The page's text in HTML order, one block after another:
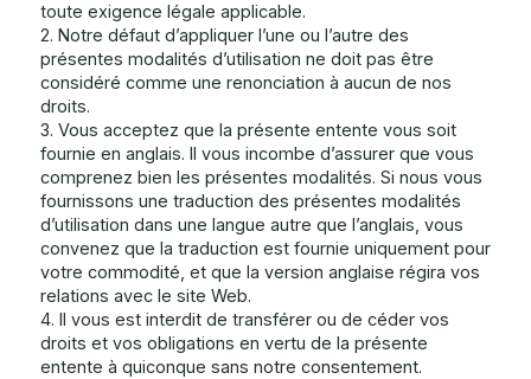
toute exigence légale applicable.
2. Notre défaut d’appliquer l’une ou l’autre des
présentes modalités d’utilisation ne doit pas être
considéré comme une renonciation à aucun de nos
droits.
3. Vous acceptez que la présente entente vous soit
fournie en anglais. Il vous incombe d’assurer que vous
comprenez bien les présentes modalités. Si nous vous
fournissons une traduction des présentes modalités
d’utilisation dans une langue autre que l’anglais, vous
convenez que la traduction est fournie uniquement pour
votre commodité, et que la version anglaise régira vos
relations avec le site Web.
4. Il vous est interdit de transférer ou de céder vos
droits et vos obligations en vertu de la présente
entente à quiconque sans notre consentement.